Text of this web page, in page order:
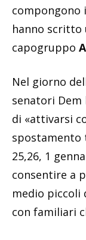
compongono
hanno scritto
capogruppo
Nel giorno
senatori
di «attivarsi
spostamento
25,26, 1
consentire a
medio piccoli
con familiari